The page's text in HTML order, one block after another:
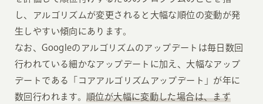
し、アルゴリズムが変更されると大幅な順位の変動が発
生しやすい傾向にあります。
なお、Googleのアルゴリズムのアップデートは毎日数回
行われている細かなアップデートに加え、大幅なアップ
デートである「コアアルゴリズムアップデート」が年に
数回行われます。 順位が大幅に変動した場合は、まず